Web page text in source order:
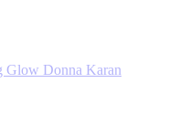
Glow Donna Karan